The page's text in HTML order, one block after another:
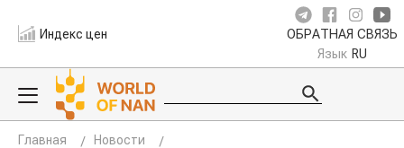
Индекс цен ОБРАТНАЯ СВЯЗЬ
Язык RU
Главная
Новости